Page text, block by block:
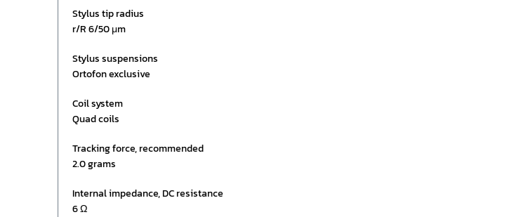
Stylus tip radius
r/R 6/50 μm
Stylus suspensions
Ortofon exclusive
Coil system
Quad coils
Tracking force, recommended
2.0 grams
Internal impedance, DC resistance
6 Ω